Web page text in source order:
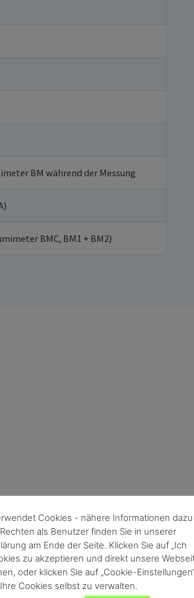
BM während der Messung
BMC, BM1 + BM2)
Cookies - nähere Informationen dazu
als Benutzer finden Sie in unserer
am Ende der Seite. Klicken Sie auf „Ich
zu akzeptieren und direkt unsere
oder klicken Sie auf „Cookie-
Cookies selbst zu verwalten.